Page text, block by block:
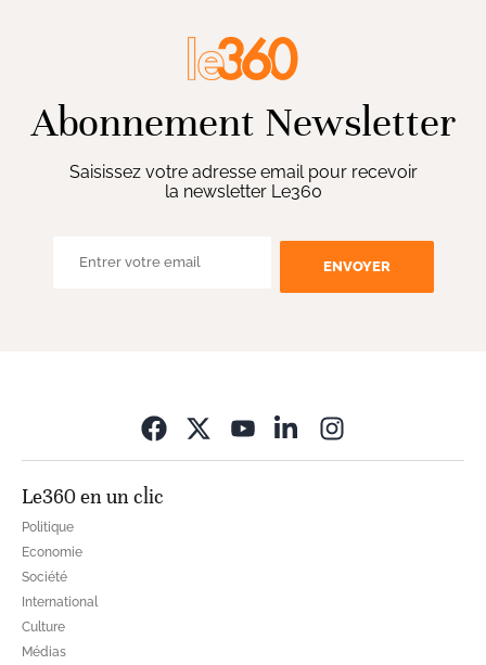
Abonnement Newsletter
Saisissez votre adresse email pour recevoir
la newsletter Le360
ENVOYER
Le360 en un clic
Politique
Economie
Société
International
Culture
Médias